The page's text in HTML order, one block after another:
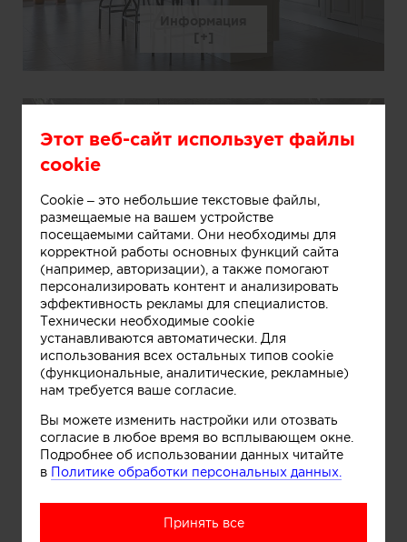
Этот веб-сайт использует файлы
cookie
Cookie – это небольшие текстовые файлы,
размещаемые на вашем устройстве
посещаемыми сайтами. Они необходимы для
корректной работы основных функций сайта
(например, авторизации), а также помогают
персонализировать контент и анализировать
эффективность рекламы для специалистов.
Технически необходимые cookie
устанавливаются автоматически. Для
использования всех остальных типов cookie
(функциональные, аналитические, рекламные)
нам требуется ваше согласие.
Вы можете изменить настройки или отозвать
согласие в любое время во всплывающем окне.
Подробнее об использовании данных читайте
в Политике обработки персональных данных.
Принять все